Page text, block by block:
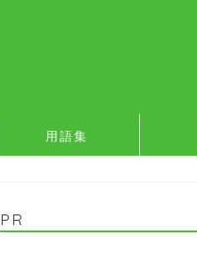
用語集
PR